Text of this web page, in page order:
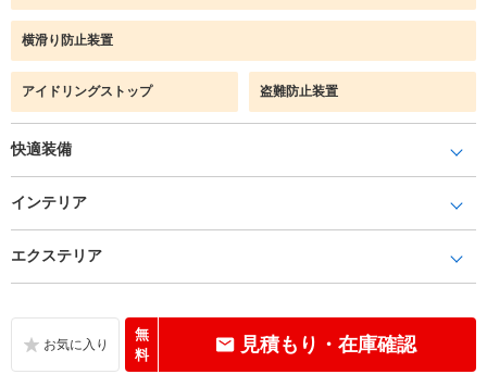
横滑り防止装置
アイドリングストップ 盗難防止装置
快適装備
インテリア
エクステリア
無
料
見積もり・在庫確認